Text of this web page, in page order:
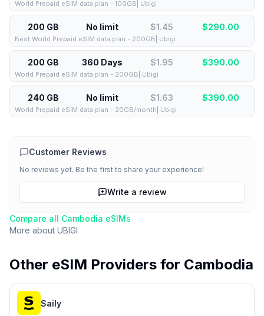
World Prepaid eSIM data plan - 100GB| Ubigi
200 GB No limit $1.45 $290.00
Best World Prepaid eSIM data plan - 200GB| Ubigi
200 GB 360 Days $1.95 $390.00
World Prepaid eSIM data plan - 200GB| Ubigi
240 GB No limit $1.63 $390.00
World Prepaid eSIM data plan - 20GB/month| Ubigi
Customer Reviews
No reviews yet. Be the first to share your experience!
Write a review
Compare all Cambodia eSIMs
More about UBIGI
Other eSIM Providers for Cambodia
Saily